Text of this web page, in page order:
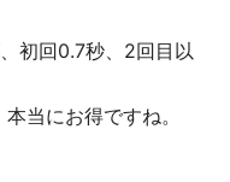
初回0.7秒、2回目以
当にお得ですね。